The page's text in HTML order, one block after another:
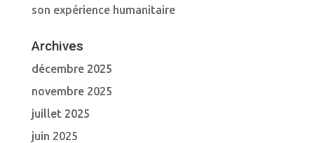
son expérience humanitaire
Archives
décembre 2025
novembre 2025
juillet 2025
juin 2025